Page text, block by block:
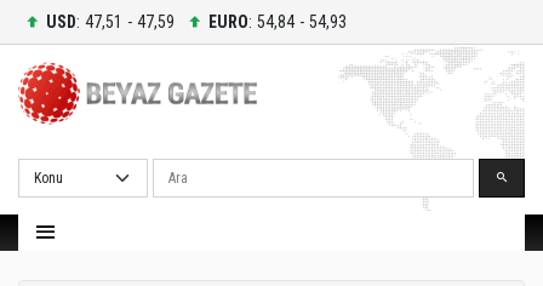
USD: 47,51 - 47,59 EURO: 54,84 - 54,93
Ara